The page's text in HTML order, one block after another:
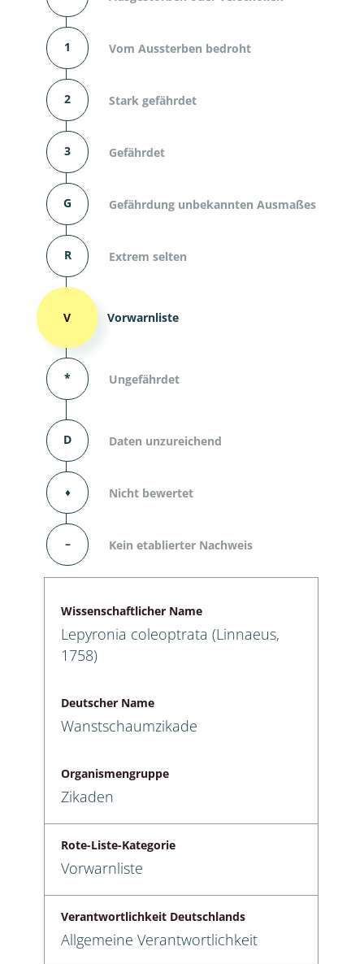
1 Vom Aussterben bedroht
2 Stark gefährdet
3 Gefährdet
G Gefährdung unbekannten Ausmaßes
R Extrem selten
V Vorwarnliste
* Ungefährdet
D Daten unzureichend
⬧ Nicht bewertet
– Kein etablierter Nachweis
Wissenschaftlicher Name
Lepyronia coleoptrata (Linnaeus,
1758)
Deutscher Name
Wanstschaumzikade
Organismengruppe
Zikaden
Rote-Liste-Kategorie
Vorwarnliste
Verantwortlichkeit Deutschlands
Allgemeine Verantwortlichkeit